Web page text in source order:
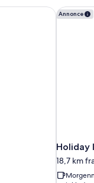
Annonce
Holiday
18,7 km
Holiday